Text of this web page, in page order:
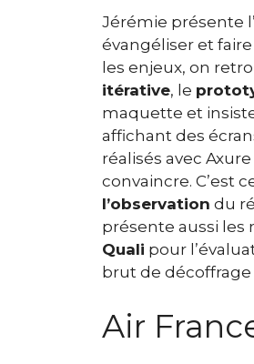
Jérémie présente
évangéliser et
les enjeux, on
itérative, le
maquette et
affichant des
réalisés avec
convaincre. C’est
l’observation du
présente aussi les
Quali pour
brut de
Air